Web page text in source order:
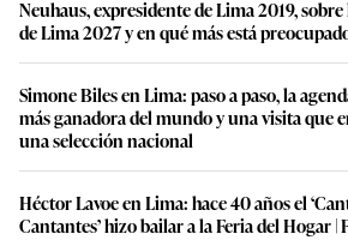
Neuhaus, expresidente de Lima 2019,
de Lima 2027 y en qué más está
Simone Biles en Lima: paso a paso, la
más ganadora del mundo y una visita que
una selección nacional
Héctor Lavoe en Lima: hace 40 años el
Cantantes’ hizo bailar a la Feria del Hogar |